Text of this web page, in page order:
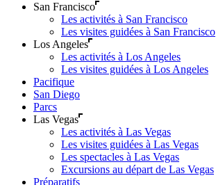
San Francisco
Les activités à San Francisco
Les visites guidées à San Francisco
Los Angeles
Les activités à Los Angeles
Les visites guidées à Los Angeles
Pacifique
San Diego
Parcs
Las Vegas
Les activités à Las Vegas
Les visites guidées à Las Vegas
Les spectacles à Las Vegas
Excursions au départ de Las Vegas
Préparatifs